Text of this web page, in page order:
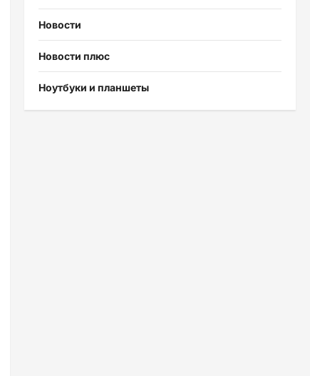
Новости
Новости плюс
Ноутбуки и планшеты